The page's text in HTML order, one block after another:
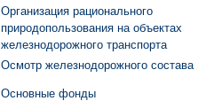
Организация рационального
природопользования на объектах
железнодорожного транспорта
Осмотр железнодорожного состава
Основные фонды